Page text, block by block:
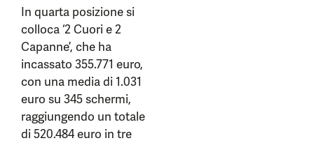
In quarta posizione si
colloca ‘2 Cuori e 2
Capanne’, che ha
incassato 355.771 euro,
con una media di 1.031
euro su 345 schermi,
raggiungendo un totale
di 520.484 euro in tre